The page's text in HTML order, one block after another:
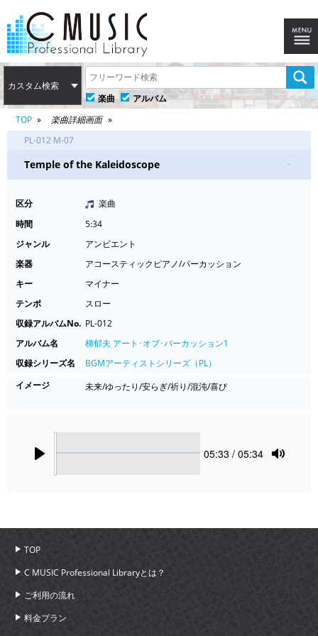
カスタム検索
楽曲
アルバム
TOP
楽曲詳細画面
PL-012 M-07
Temple of the Kaleidoscope -
区分
楽曲
時間
5:34
ジャンル
アンビエント
楽器
アコースティックピアノ/パーカッション
キー
マイナー
テンポ
スロー
収録アルバムNo. PL-012
アルバム名
梯郁夫 アート･オブ･パーカッション1
収録シリーズ名
BGMアーティストシリーズ（PL）
イメージ
未来/ゆったり/安らぎ/祈り/混沌/喜び
Current
05:33 / 05:34
TOP
C MUSIC Professional Libraryとは？
ご利用の流れ
料金プラン